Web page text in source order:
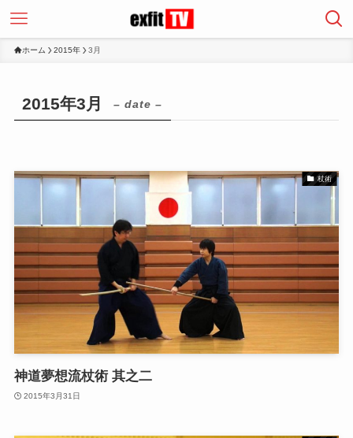
ホーム 2015年 3月
2015年3月 – date –
杖術
神道夢想流杖術 其之二
2015年3月31日